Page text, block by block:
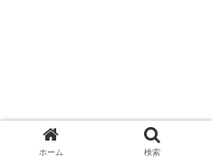
ホーム 検索